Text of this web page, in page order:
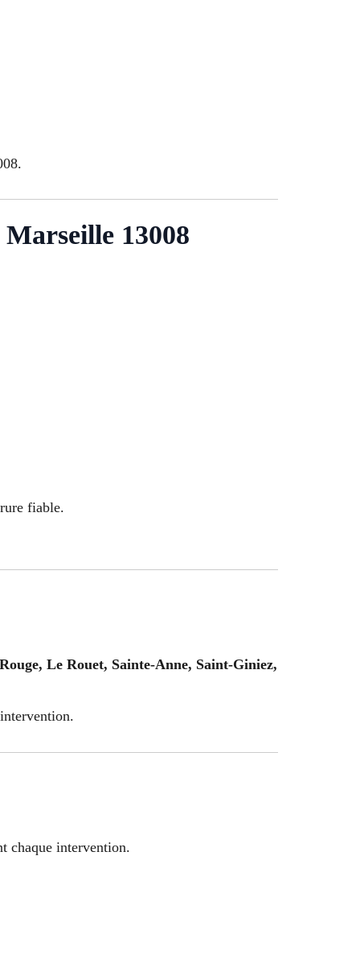
13008
fiable.
Le Rouet, Sainte-Anne, Saint-Giniez,
chaque intervention.